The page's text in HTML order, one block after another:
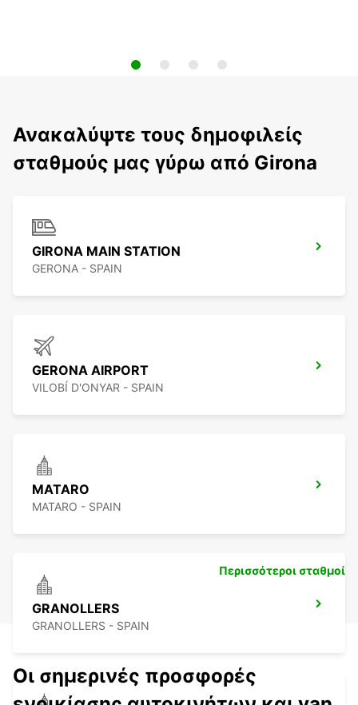
Ανακαλύψτε τους δημοφιλείς
σταθμούς μας γύρω από Girona
GIRONA MAIN STATION
GERONA - SPAIN
GERONA AIRPORT
VILOBÍ D'ONYAR - SPAIN
MATARO
MATARO - SPAIN
GRANOLLERS
GRANOLLERS - SPAIN
Περισσότεροι σταθμοί
Οι σημερινές προσφορές